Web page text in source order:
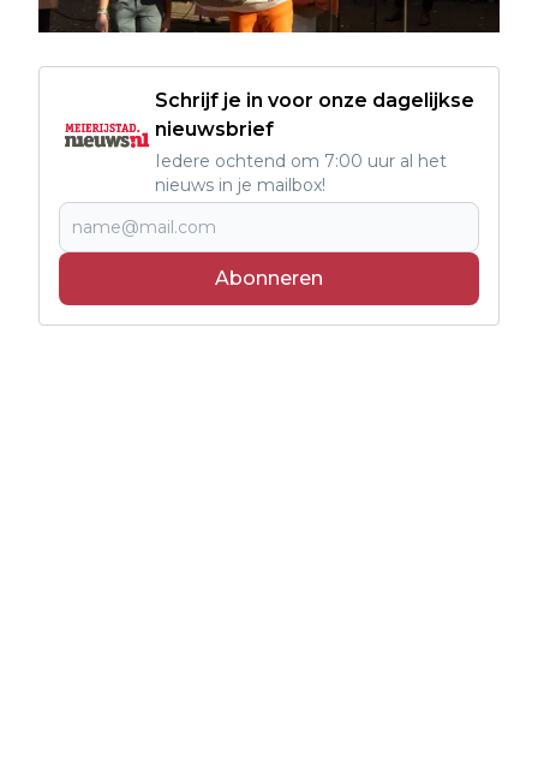
Schrijf je in voor onze dagelijkse
nieuwsbrief
Iedere ochtend om 7:00 uur al het
nieuws in je mailbox!
Abonneren